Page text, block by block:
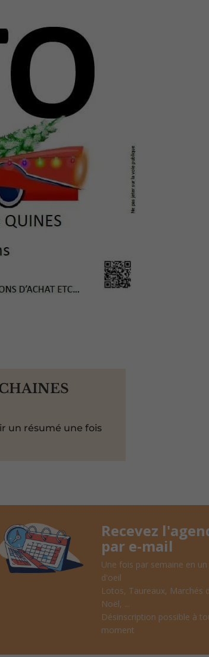
un résumé une fois
Recevez
par e-mail
Une fois par semaine en
d'oeil
Lotos, Taureaux, Marchés
Noël, ...
Désinscription possible à
moment